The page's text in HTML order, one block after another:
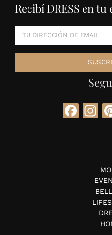
Recibí DRESS en tu